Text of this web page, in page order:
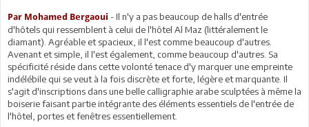
Par Mohamed Bergaoui - Il n'y a pas beaucoup de halls d'entrée
d'hôtels qui ressemblent à celui de l'hôtel Al Maz (littéralement le
diamant). Agréable et spacieux, il l'est comme beaucoup d'autres.
Avenant et simple, il l'est également, comme beaucoup d'autres. Sa
spécificité réside dans cette volonté tenace d'y marquer une empreinte
indélébile qui se veut à la fois discrète et forte, légère et marquante. Il
s'agit d'inscriptions dans une belle calligraphie arabe sculptées à même la
boiserie faisant partie intégrante des éléments essentiels de l'entrée de
l'hôtel, portes et fenêtres essentiellement.